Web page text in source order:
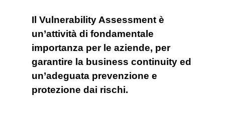
Il Vulnerability Assessment è
un’attività di fondamentale
importanza per le aziende, per
garantire la business continuity ed
un’adeguata prevenzione e
protezione dai rischi.